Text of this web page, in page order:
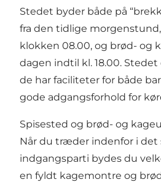
Stedet byder både på
fra den tidlige
klokken 08.00, og brød- og
dagen indtil kl. 18.00. Stedet
de har faciliteter for både
gode adgangsforhold for
Spisested og brød- og
Når du træder indenfor i det
indgangsparti bydes du
en fyldt kagemontre og